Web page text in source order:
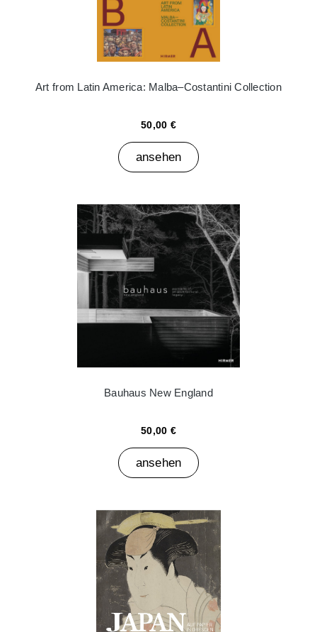
Art from Latin America: Malba–Costantini Collection
50,00 €
ansehen
Bauhaus New England
50,00 €
ansehen